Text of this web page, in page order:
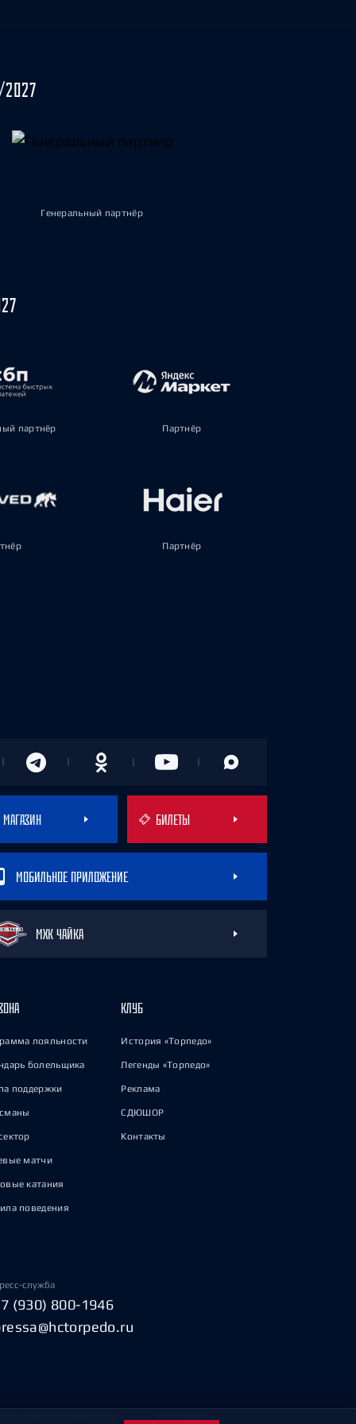
Генеральный партнёр
партнёр Партнёр
Партнёр
МАГАЗИН БИЛЕТЫ
МОБИЛЬНОЕ ПРИЛОЖЕНИЕ
МХК ЧАЙКА
лояльности
болельщика
поддержки
матчи
катания
поведения
КЛУБ
История «Торпедо»
Легенды «Торпедо»
Реклама
СДЮШОР
Контакты
служба
(930) 800-1946